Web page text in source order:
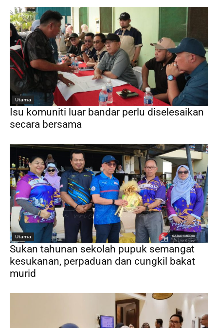
Utama
Isu komuniti luar bandar perlu diselesaikan
secara bersama
Utama
Sukan tahunan sekolah pupuk semangat
kesukanan, perpaduan dan cungkil bakat
murid